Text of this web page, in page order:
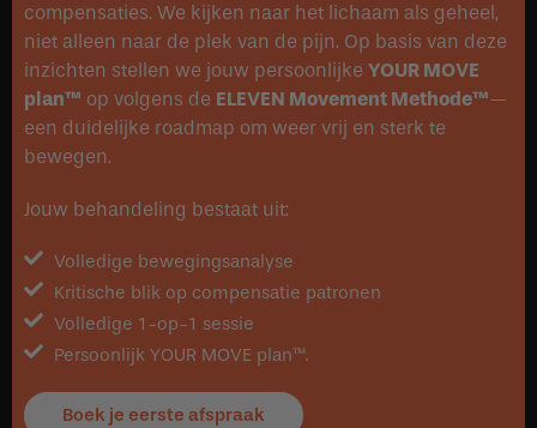
compensaties. We kijken naar het lichaam als geheel,
niet alleen naar de plek van de pijn. Op basis van deze
inzichten stellen we jouw persoonlijke YOUR MOVE
plan™ op volgens de ELEVEN Movement Methode™—
een duidelijke roadmap om weer vrij en sterk te
bewegen.
Jouw behandeling bestaat uit:
Volledige bewegingsanalyse
Kritische blik op compensatie patronen
Volledige 1-op-1 sessie
Persoonlijk YOUR MOVE plan™.
Boek je eerste afspraak